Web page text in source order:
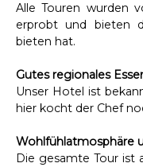
Alle Touren wurden
erprobt und bieten
bieten hat.
Gutes regionales
Unser Hotel ist
hier kocht der Chef
Wohlfühlatmosphäre
Die gesamte Tour ist